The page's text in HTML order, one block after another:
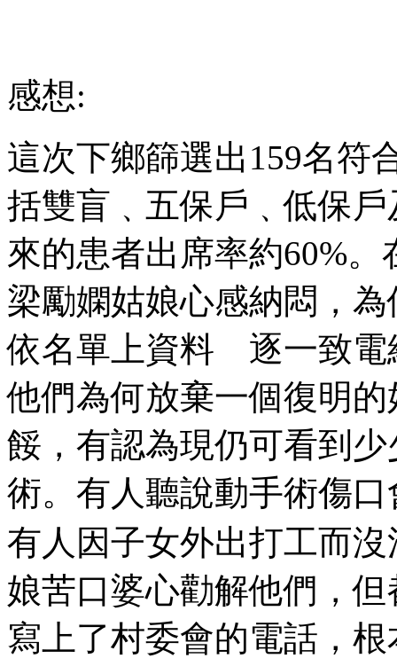
感想:
這次下鄉篩選出159名符
括雙盲﹑五保戶﹑低保
來的患者出席率約60%
梁勵嫻姑娘心感納悶，
依名單上資料 逐一致電
他們為何放棄一個復明
餒，有認為現仍可看到
術。有人聽說動手術傷
有人因子女外出打工而沒
娘苦口婆心勸解他們，
寫上了村委會的電話，